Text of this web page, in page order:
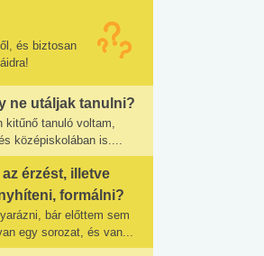
és biztosan
ne utáljak tanulni?
kitűnő tanuló voltam,
középiskolában is....
érzést, illetve
formálni?
bár előttem sem
egy sorozat, és van...